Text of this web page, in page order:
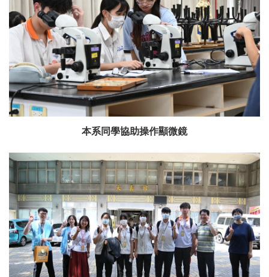
本系同學協助操作顯微鏡